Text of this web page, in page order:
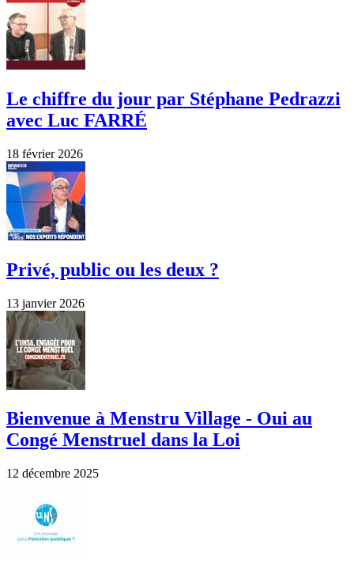
Le chiffre du jour par Stéphane Pedrazzi
avec Luc FARRÉ
18 février 2026
Privé, public ou les deux ?
13 janvier 2026
Bienvenue à Menstru Village - Oui au
Congé Menstruel dans la Loi
12 décembre 2025